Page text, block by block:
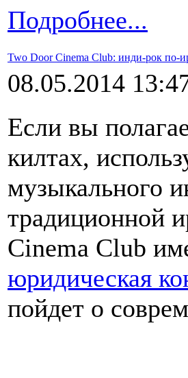
Подробнее...
Two Door Cinema Club: инди-рок по-
08.05.2014
Если вы
килтах,
музыкального
традиционной
Cinema Club
юридическая
пойдет о